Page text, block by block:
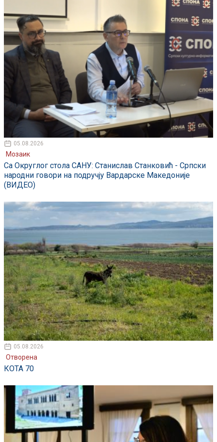
05.08.2026
Мозаик
Са Округлог стола САНУ: Станислав Станковић - Српски
народни говори на подручју Вардарске Македоније
(ВИДЕО)
05.08.2026
Отворена
КОТА 70